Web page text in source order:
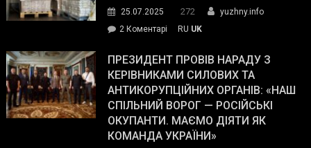
The
Street
Journal.
25.07.2025 272
yuzhny.info
2 Коментарі
Південному
працівникам
ОПЗ
з
матеріального
резерву
RU UK
ПРЕЗИДЕНТ ПРОВІВ НАРАДУ З
КЕРІВНИКАМИ СИЛОВИХ ТА
АНТИКОРУПЦІЙНИХ ОРГАНІВ: «НАШ
СПІЛЬНИЙ ВОРОГ — РОСІЙСЬКІ
ОКУПАНТИ. МАЄМО ДІЯТИ ЯК
КОМАНДА УКРАЇНИ»